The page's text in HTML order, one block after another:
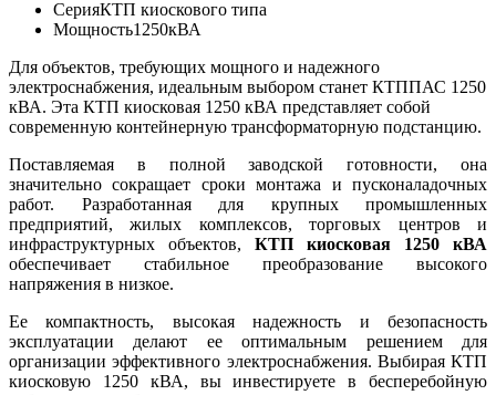
СерияКТП киоскового типа
Мощность1250кВА
Для объектов, требующих мощного и надежного
электроснабжения, идеальным выбором станет КТППАС 1250
кВА. Эта КТП киосковая 1250 кВА представляет собой
современную контейнерную трансформаторную подстанцию.
Поставляемая в полной заводской готовности, она
значительно сокращает сроки монтажа и пусконаладочных
работ. Разработанная для крупных промышленных
предприятий, жилых комплексов, торговых центров и
инфраструктурных объектов, КТП киосковая 1250 кВА
обеспечивает стабильное преобразование высокого
напряжения в низкое.
Ее компактность, высокая надежность и безопасность
эксплуатации делают ее оптимальным решением для
организации эффективного электроснабжения. Выбирая КТП
киосковую 1250 кВА, вы инвестируете в бесперебойную